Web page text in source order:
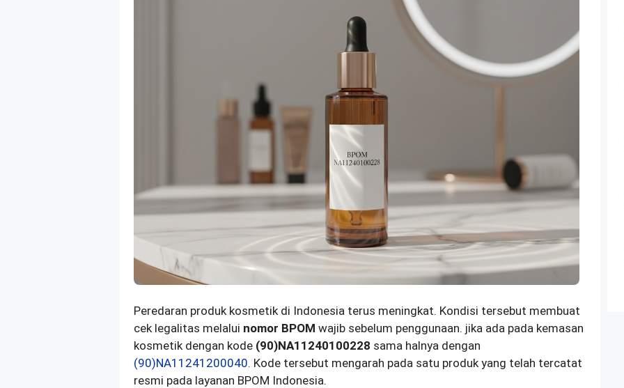
Peredaran produk kosmetik di Indonesia terus meningkat. Kondisi tersebut membuat
cek legalitas melalui nomor BPOM wajib sebelum penggunaan. jika ada pada kemasan
kosmetik dengan kode (90)NA11240100228 sama halnya dengan
(90)NA11241200040. Kode tersebut mengarah pada satu produk yang telah tercatat
resmi pada layanan BPOM Indonesia.